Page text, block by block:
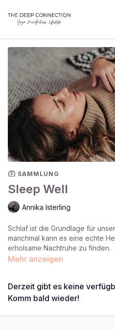
SAMMLUNG
Sleep Well
Annika Isterling
Schlaf ist die Grundlage für
manchmal kann es eine echte
erholsame Nachtruhe zu finden.
Zubettgehen, eine Yoga Nidra
Herausforderung antreten und
Mehr anzeigen
Derzeit gibt es keine
Komm bald wieder!